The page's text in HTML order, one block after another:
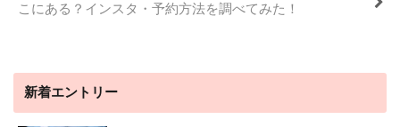
こにある？インスタ・予約方法を調べてみた！
新着エントリー